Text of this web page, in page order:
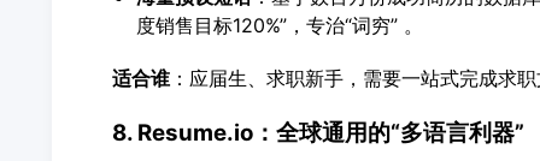
度销售目标120%”，专治“词穷” 。
适合谁：应届生、求职新手，需要一站式完成求
8. Resume.io：全球通用的“多语言利器”